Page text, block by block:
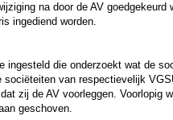
na door de AV goedgekeurd
ingediend worden.
die onderzoekt wat de
van respectievelijk
zij de AV voorleggen. Voorlopig
geschoven.